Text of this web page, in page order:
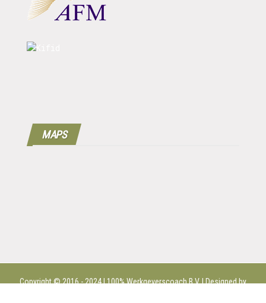
MAPS
Copyright © 2016 - 2024 | 100%Werkgeverscoach B.V.| Designed by